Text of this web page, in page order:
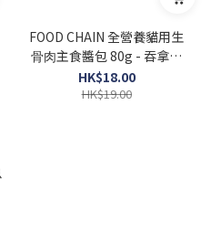
FOOD CHAIN 全營養貓⽤⽣
⾻⾁主食醬包 80g - 吞拿魚
+鴨肉 (增強消化系統)
HK$18.00
HK$19.00